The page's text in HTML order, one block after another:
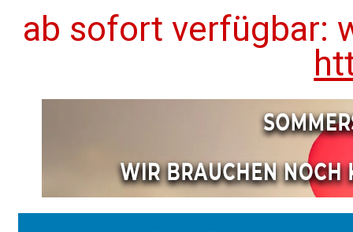
ab sofort verfügbar: